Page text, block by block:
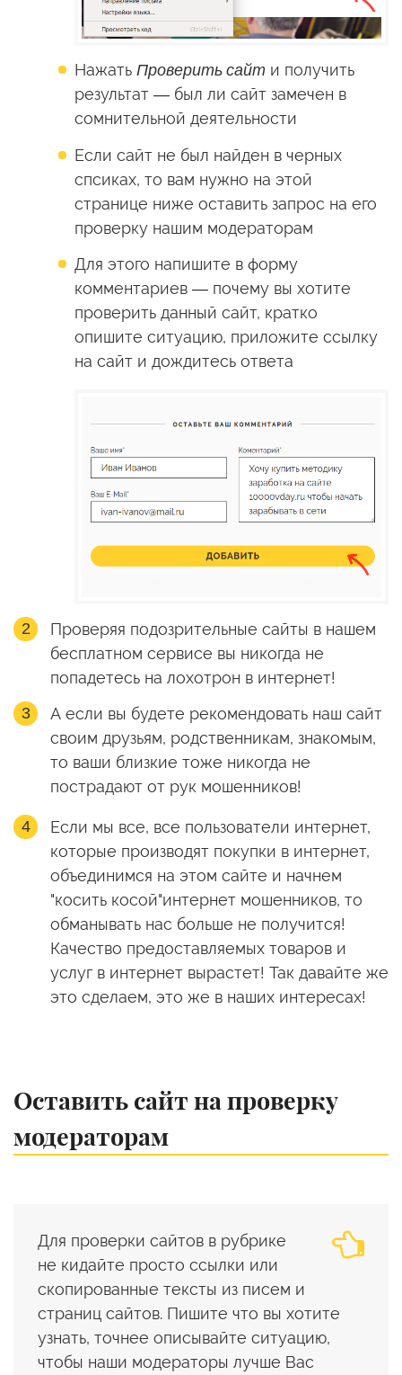
Нажать Проверить сайти получить
результат — был ли сайт замечен в
сомнительной деятельности
Если сайт не был найден в черных
спсиках, то вам нужно на этой
странице ниже оставить запрос на его
проверку нашим модераторам
Для этого напишите в форму
комментариев — почему вы хотите
проверить данный сайт, кратко
опишите ситуацию, приложите ссылку
на сайт и дождитесь ответа
Проверяя подозрительные сайты в нашем
бесплатном сервисе вы никогда не
попадетесь на лохотрон в интернет!
А если вы будете рекомендовать наш сайт
своим друзьям, родственникам, знакомым,
то ваши близкие тоже никогда не
пострадают от рук мошенников!
Если мы все, все пользователи интернет,
которые производят покупки в интернет,
объединимся на этом сайте и начнем
"косить косой"интернет мошенников, то
обманывать нас больше не получится!
Качество предоставляемых товаров и
услуг в интернет вырастет! Так давайте же
это сделаем, это же в наших интересах!
Оставить сайт на проверку
модераторам
Для проверки сайтов в рубрике
не кидайте просто ссылки или
скопированные тексты из писем и
страниц сайтов. Пишите что вы хотите
узнать, точнее описывайте ситуацию,
чтобы наши модераторы лучше Вас